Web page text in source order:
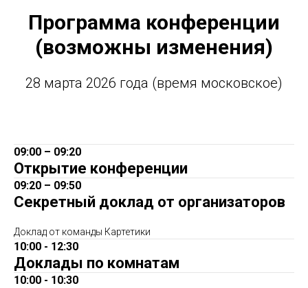
Программа конференции
(возможны изменения)
28 марта 2026 года (время московское)
09:00 – 09:20
Открытие конференции
09:20 – 09:50
Секретный доклад от организаторов
Доклад от команды Картетики
10:00 - 12:30
Доклады по комнатам
10:00 - 10:30